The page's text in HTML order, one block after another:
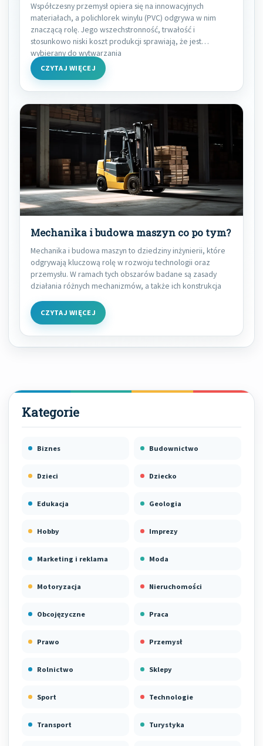
Współczesny przemysł opiera się na innowacyjnych
materiałach, a polichlorek winylu (PVC) odgrywa w nim
znaczącą rolę. Jego wszechstronność, trwałość i
stosunkowo niski koszt produkcji sprawiają, że jest
wybierany do wytwarzania
CZYTAJ WIĘCEJ
Mechanika i budowa maszyn co po tym?
Mechanika i budowa maszyn to dziedziny inżynierii, które
odgrywają kluczową rolę w rozwoju technologii oraz
przemysłu. W ramach tych obszarów badane są zasady
działania różnych mechanizmów, a także ich konstrukcja
CZYTAJ WIĘCEJ
Biznes Budownictwo
Dzieci Dziecko
Edukacja Geologia
Hobby Imprezy
Marketing i reklama Moda
Motoryzacja Nieruchomości
Obcojęzyczne Praca
Prawo Przemysł
Rolnictwo Sklepy
Sport Technologie
Transport Turystyka